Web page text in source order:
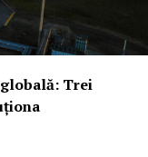
ar putea fi
pe fondul
forțelor
a
săi
privire la
Trei